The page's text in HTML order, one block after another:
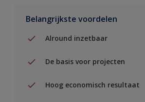
Belangrijkste voordelen
Alround inzetbaar
De basis voor projecten
Hoog economisch resultaat